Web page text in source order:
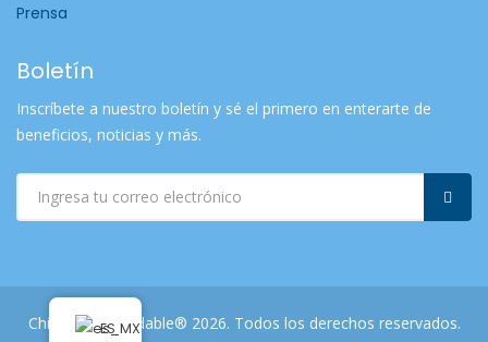
Prensa
Boletín
Inscríbete a nuestro boletín y sé el primero en enterarte de
beneficios, noticias y más.
Chihuahua Saludable® 2026. Todos los derechos reservados.
ES